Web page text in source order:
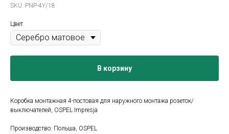
SKU: PNP-4Y/18
Цвет
В корзину
Коробка монтажная 4-постовая для наружного монтажа розеток/
выключателей, OSPEL Impresja
Производство: Польша, OSPEL